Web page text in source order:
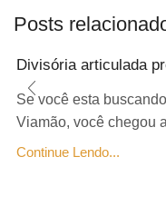
Posts
Divisória articulada
Se você esta
Viamão, você chegou
Continue Lendo...